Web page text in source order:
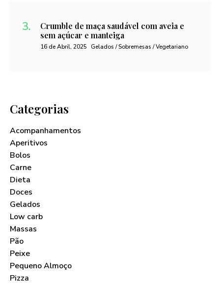
Crumble de maça saudável com aveia e
sem açúcar e manteiga
16 de Abril, 2025 Gelados / Sobremesas / Vegetariano
Categorias
Acompanhamentos
Aperitivos
Bolos
Carne
Dieta
Doces
Gelados
Low carb
Massas
Pão
Peixe
Pequeno Almoço
Pizza